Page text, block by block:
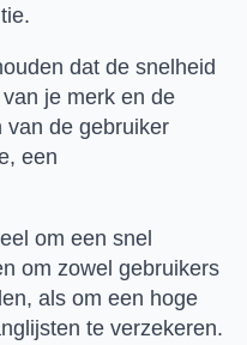
dat de snelheid
je merk en de
van de gebruiker
een
om een snel
om zowel gebruikers
als om een hoge
te verzekeren.